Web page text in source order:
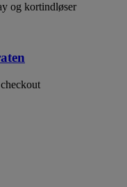
og kortindløser